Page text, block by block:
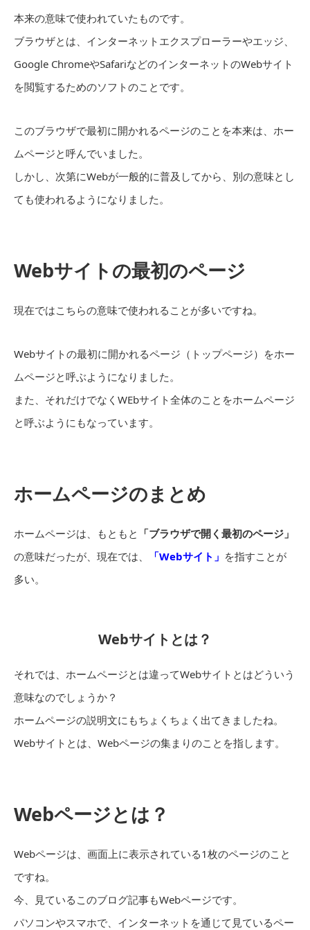
本来の意味で使われていたものです。
ブラウザとは、インターネットエクスプローラーやエッジ、
Google ChromeやSafariなどのインターネットのWebサイト
を閲覧するためのソフトのことです。
このブラウザで最初に開かれるページのことを本来は、ホー
ムページと呼んでいました。
しかし、次第にWebが一般的に普及してから、別の意味とし
ても使われるようになりました。
Webサイトの最初のページ
現在ではこちらの意味で使われることが多いですね。
Webサイトの最初に開かれるページ（トップページ）をホー
ムページと呼ぶようになりました。
また、それだけでなくWEbサイト全体のことをホームページ
と呼ぶようにもなっています。
ホームページのまとめ
ホームページは、もともと 「ブラウザで開く最初のページ」
の意味だったが、現在では、
「Webサイト」 を指すことが
多い。
Webサイトとは？
それでは、ホームページとは違ってWebサイトとはどういう
意味なのでしょうか？
ホームページの説明文にもちょくちょく出てきましたね。
Webサイトとは、Webページの集まりのことを指します。
Webページとは？
Webページは、画面上に表示されている1枚のページのこと
ですね。
今、見ているこのブログ記事もWebページです。
パソコンやスマホで、インターネットを通じて見ているペー